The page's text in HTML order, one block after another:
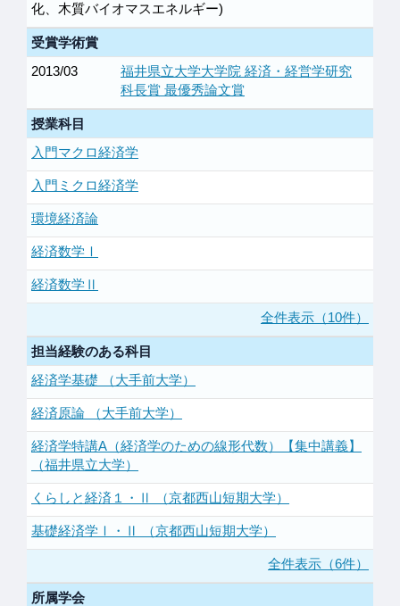
化、木質バイオマスエネルギー)
受賞学術賞
2013/03
福井県立大学大学院 経済・経営学研究
科長賞 最優秀論文賞
授業科目
入門マクロ経済学
入門ミクロ経済学
環境経済論
経済数学Ⅰ
経済数学Ⅱ
全件表示（10件）
担当経験のある科目
経済学基礎 （大手前大学）
経済原論 （大手前大学）
経済学特講A（経済学のための線形代数）【集中講義】
（福井県立大学）
くらしと経済１・Ⅱ （京都西山短期大学）
基礎経済学Ⅰ・Ⅱ （京都西山短期大学）
全件表示（6件）
所属学会